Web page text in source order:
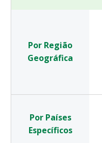
Por Região
Geográfica
Por Países
Específicos